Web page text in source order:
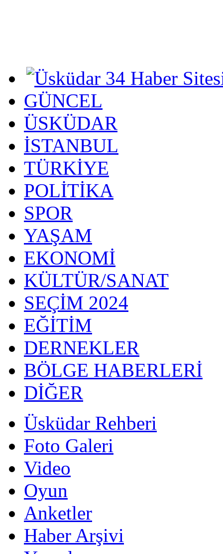
GÜNCEL
ÜSKÜDAR
İSTANBUL
TÜRKİYE
POLİTİKA
SPOR
YAŞAM
EKONOMİ
KÜLTÜR/SANAT
SEÇİM 2024
EĞİTİM
DERNEKLER
BÖLGE HABERLERİ
DİĞER
Üsküdar Rehberi
Foto Galeri
Video
Oyun
Anketler
Haber Arşivi